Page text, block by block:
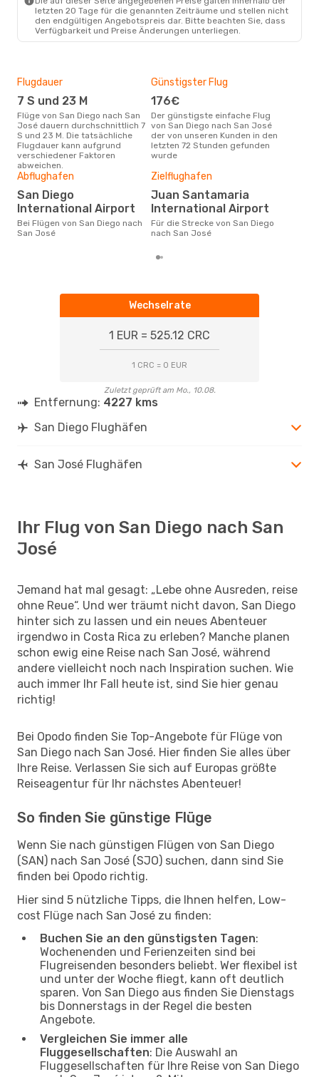
letzten 20 Tage für die genannten Zeiträume und stellen nicht
den endgültigen Angebotspreis dar. Bitte beachten Sie, dass
Verfügbarkeit und Preise Änderungen unterliegen.
Flugdauer
7 S und 23 M
Flüge von San Diego nach San
José dauern durchschnittlich 7
S und 23 M. Die tatsächliche
Flugdauer kann aufgrund
verschiedener Faktoren
abweichen.
Günstigster Flug
176€
Der günstigste einfache Flug
von San Diego nach San José
der von unseren Kunden in den
letzten 72 Stunden gefunden
wurde
Abflughafen
San Diego
International Airport
Bei Flügen von San Diego nach
San José
Zielflughafen
Juan Santamaria
International Airport
Für die Strecke von San Diego
nach San José
Wechselrate
1 EUR = 525.12 CRC
1 CRC = 0 EUR
Zuletzt geprüft am Mo., 10.08.
Entfernung: 4227 kms
San Diego Flughäfen
San José Flughäfen
Ihr Flug von San Diego nach San
José
Jemand hat mal gesagt: „Lebe ohne Ausreden, reise
ohne Reue“. Und wer träumt nicht davon, San Diego
hinter sich zu lassen und ein neues Abenteuer
irgendwo in Costa Rica zu erleben? Manche planen
schon ewig eine Reise nach San José, während
andere vielleicht noch nach Inspiration suchen. Wie
auch immer Ihr Fall heute ist, sind Sie hier genau
richtig!
Bei Opodo finden Sie Top-Angebote für Flüge von
San Diego nach San José. Hier finden Sie alles über
Ihre Reise. Verlassen Sie sich auf Europas größte
Reiseagentur für Ihr nächstes Abenteuer!
So finden Sie günstige Flüge
Wenn Sie nach günstigen Flügen von San Diego
(SAN) nach San José (SJO) suchen, dann sind Sie
finden bei Opodo richtig.
Hier sind 5 nützliche Tipps, die Ihnen helfen, Low-
cost Flüge nach San José zu finden:
Buchen Sie an den günstigsten Tagen:
Wochenenden und Ferienzeiten sind bei
Flugreisenden besonders beliebt. Wer flexibel ist
und unter der Woche fliegt, kann oft deutlich
sparen. Von San Diego aus finden Sie Dienstags
bis Donnerstags in der Regel die besten
Angebote.
Vergleichen Sie immer alle
Fluggesellschaften: Die Auswahl an
Fluggesellschaften für Ihre Reise von San Diego